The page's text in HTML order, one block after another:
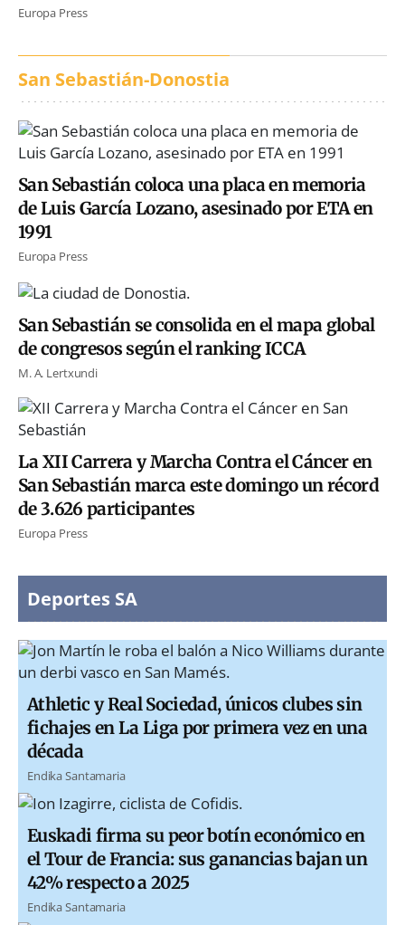
Europa Press
San Sebastián-Donostia
San Sebastián coloca una placa en memoria
de Luis García Lozano, asesinado por ETA en
1991
Europa Press
San Sebastián se consolida en el mapa global
de congresos según el ranking ICCA
M. A. Lertxundi
La XII Carrera y Marcha Contra el Cáncer en
San Sebastián marca este domingo un récord
de 3.626 participantes
Europa Press
Deportes SA
Athletic y Real Sociedad, únicos clubes sin
fichajes en La Liga por primera vez en una
década
Endika Santamaria
Euskadi firma su peor botín económico en
el Tour de Francia: sus ganancias bajan un
42% respecto a 2025
Endika Santamaria